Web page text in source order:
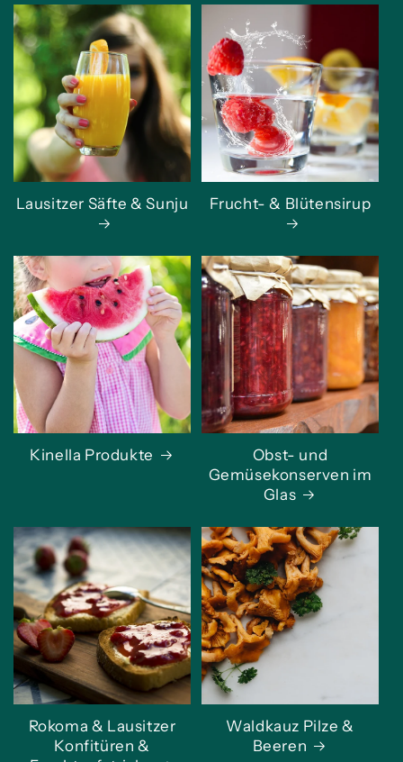
Lausitzer Säfte & Sunju Frucht- & Blütensirup
Kinella Produkte
Obst- und
Gemüsekonserven im
Glas
Rokoma & Lausitzer
Konfitüren &
Waldkauz Pilze &
Beeren